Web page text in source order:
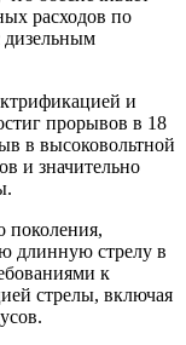
расходов по
и
прорывов в 18
в высоковольтной
и значительно
поколения,
длинную стрелу в
к
стрелы, включая